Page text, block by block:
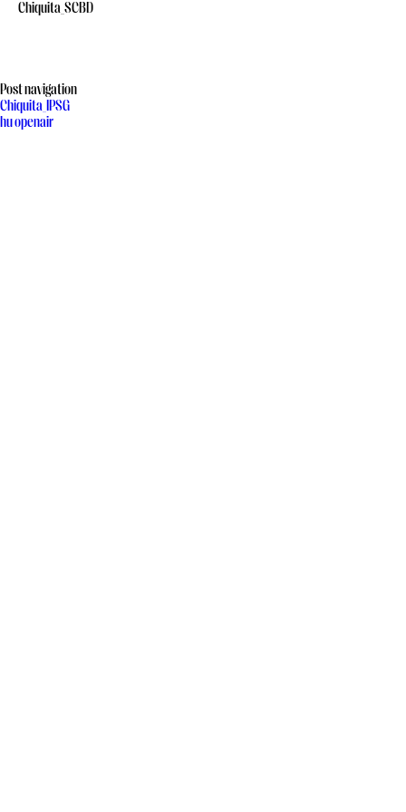
Chiquita_SCBD
Post navigation
Chiquita_IPSG
hu openair